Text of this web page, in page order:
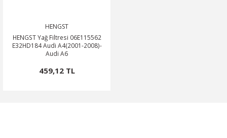
HENGST
HENGST Yağ Filtresi 06E115562
E32HD184 Audi A4(2001-2008)-
Audi A6
459,12 TL